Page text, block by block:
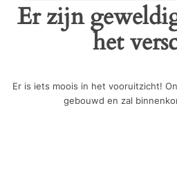
Er zijn
het
Er is iets moois in het vooruitzicht!
gebouwd en zal